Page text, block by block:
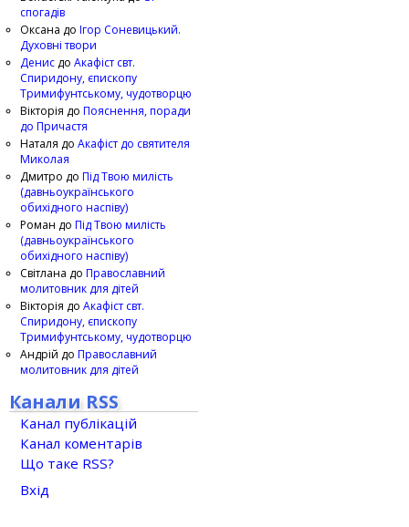
спогадів
Оксана до Ігор Соневицький.
Духовні твори
Денис до Акафіст свт.
Спиридону, єпископу
Тримифунтському, чудотворцю
Вікторія до Пояснення, поради
до Причастя
Наталя до Акафіст до святителя
Миколая
Дмитро до Під Твою милість
(давньоукраїнського
обихідного наспіву)
Роман до Під Твою милість
(давньоукраїнського
обихідного наспіву)
Світлана до Православний
молитовник для дітей
Вікторія до Акафіст свт.
Спиридону, єпископу
Тримифунтському, чудотворцю
Андрій до Православний
молитовник для дітей
Канали RSS
Канал публікацій
Канал коментарів
Що таке RSS?
Вхід